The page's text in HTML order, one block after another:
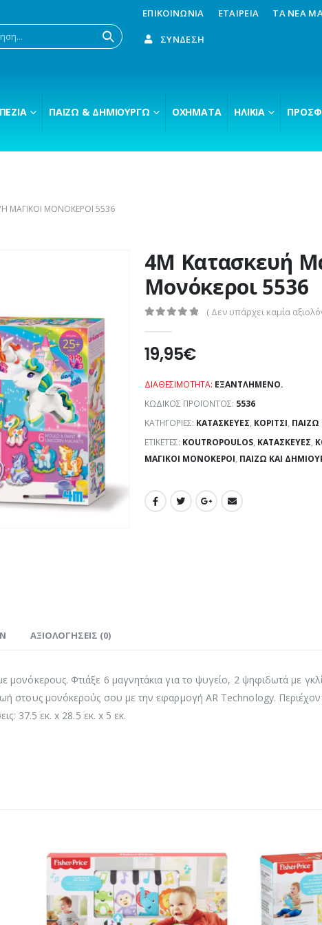
ΕΠΙΚΟΙΝΩΝΊΑ ΕΤΑΙΡΕΊΑ ΤΑ ΝΈΑ
ΣΎΝΔΕΣΗ
ΠΑΊΖΩ & ΔΗΜΙΟΥΡΓΏ ΟΧΉΜΑΤΑ ΗΛΙΚΊΑ
ΜΑΓΙΚΟΊ ΜΟΝΌΚΕΡΟΙ 5536
4M Κατασκευή
Μονόκεροι 5536
( Δεν υπάρχει καμία
19,95€
ΔΙΑΘΕΣΙΜΌΤΗΤΑ: ΕΞΑΝΤΛΗΜΈΝΟ.
ΚΩΔΙΚΌΣ ΠΡΟΪΌΝΤΟΣ: 5536
ΚΑΤΗΓΟΡΊΕΣ: ΚΑΤΑΣΚΕΥΈΣ, ΚΟΡΊΤΣΙ,
ΕΤΙΚΈΤΕΣ: KOUTROPOULOS, ΚΑΤΑΣΚΕΥΈΣ,
ΜΑΓΙΚΟΊ ΜΟΝΌΚΕΡΟΙ, ΠΑΊΖΩ ΚΑΙ
ΑΞΙΟΛΟΓΉΣΕΙΣ (0)
Φτιάξε 6 μαγνητάκια για το ψυγείο, 2 ψηφιδωτά με
στους μονόκερούς σου με την εφαρμογή AR Technology.
37.5 εκ. x 28.5 εκ. x 5 εκ.